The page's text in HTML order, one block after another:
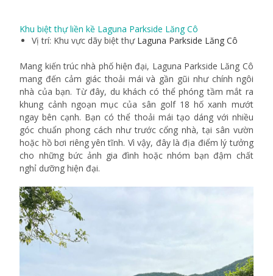
Khu biệt thự liền kề Laguna Parkside Lăng Cô
Vị trí: Khu vực dãy biệt thự Laguna Parkside Lăng Cô
Mang kiến trúc nhà phố hiện đại, Laguna Parkside Lăng Cô
mang đến cảm giác thoải mái và gần gũi như chính ngôi
nhà của bạn. Từ đây, du khách có thể phóng tầm mắt ra
khung cảnh ngoạn mục của sân golf 18 hố xanh mướt
ngay bên cạnh. Bạn có thể thoải mái tạo dáng với nhiều
góc chuẩn phong cách như trước cổng nhà, tại sân vườn
hoặc hồ bơi riêng yên tĩnh. Vì vậy, đây là địa điểm lý tưởng
cho những bức ảnh gia đình hoặc nhóm bạn đậm chất
nghỉ dưỡng hiện đại.